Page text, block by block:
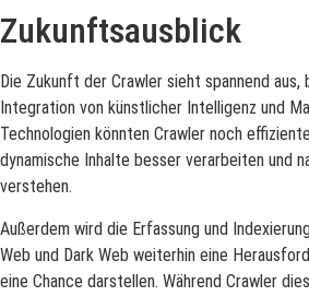
Zukunftsausblick
Die Zukunft der Crawler sieht spannend
Integration von künstlicher Intelligenz und
Technologien könnten Crawler noch
dynamische Inhalte besser verarbeiten und
verstehen.
Außerdem wird die Erfassung und
Web und Dark Web weiterhin eine
eine Chance darstellen. Während Crawler